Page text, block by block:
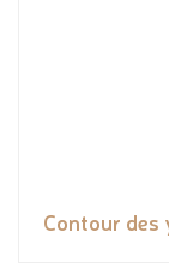
Contour